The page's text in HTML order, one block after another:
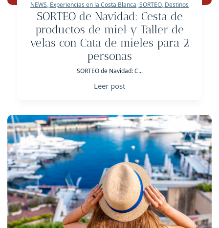
NEWS, Experiencias en la Costa Blanca,SORTEO, Destinos
SORTEO de Navidad: Cesta de
productos de miel y Taller de
velas con Cata de mieles para 2
personas
SORTEO de Navidad: C...
Leer post